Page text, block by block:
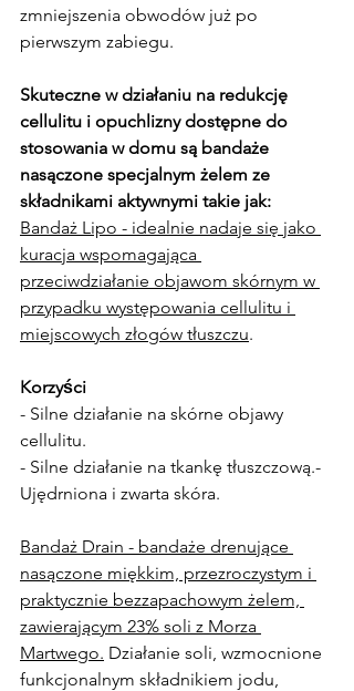
zmniejszenia obwodów już po
pierwszym zabiegu.
Skuteczne w działaniu na redukcję
cellulitu i opuchlizny dostępne do
stosowania w domu są bandaże
nasączone specjalnym żelem ze
składnikami aktywnymi takie jak:
Bandaż Lipo - idealnie nadaje się jako
kuracja wspomagająca
przeciwdziałanie objawom skórnym w
przypadku występowania cellulitu i
miejscowych złogów tłuszczu.
Korzyści
- Silne działanie na skórne objawy
cellulitu.
- Silne działanie na tkankę tłuszczową.-
Ujędrniona i zwarta skóra.
Bandaż Drain - bandaże drenujące
nasączone miękkim, przezroczystym i
praktycznie bezzapachowym żelem,
zawierającym 23% soli z Morza
Martwego. Działanie soli, wzmocnione
funkcjonalnym składnikiem jodu,